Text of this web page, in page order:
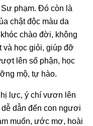
phạm. Đó còn là
chật độc màu da
chào đời, không
và học giỏi, giúp đỡ
lên số phận, học
mộ, tự hào.
lực, ý chí vươn lên
dẫn đến con ngươi
muốn, ước mơ, hoài